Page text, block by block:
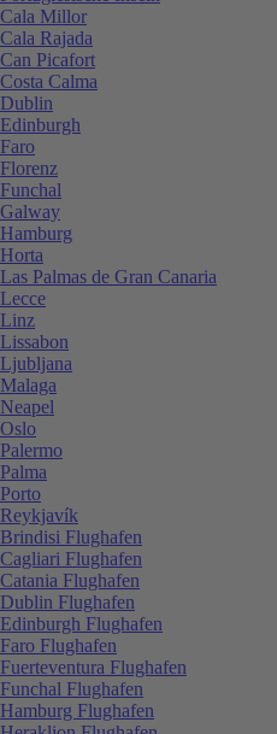
Cala Millor
Cala Rajada
Can Picafort
Costa Calma
Dublin
Edinburgh
Faro
Florenz
Funchal
Galway
Hamburg
Horta
Las Palmas de Gran Canaria
Lecce
Linz
Lissabon
Ljubljana
Malaga
Neapel
Oslo
Palermo
Palma
Porto
Reykjavík
Brindisi Flughafen
Cagliari Flughafen
Catania Flughafen
Dublin Flughafen
Edinburgh Flughafen
Faro Flughafen
Fuerteventura Flughafen
Funchal Flughafen
Hamburg Flughafen